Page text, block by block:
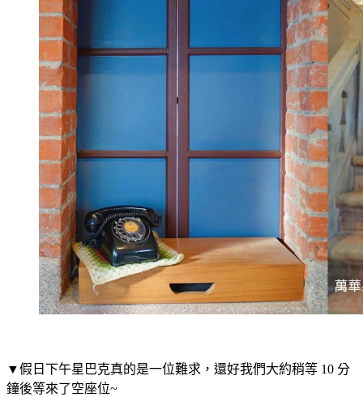
▼假日下午星巴克真的是一位難求，還好我們大約稍等 10 分
鐘後等來了空座位~